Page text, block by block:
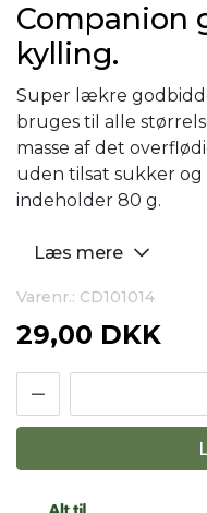
Companion
kylling.
Super lækre
bruges til alle
masse af det
uden tilsat sukker og
indeholder 80 g.
Læs mere
Varenr.: CD101014
29,00 DKK